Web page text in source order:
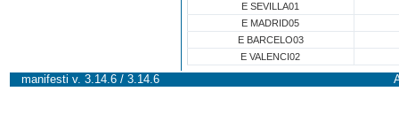
E SEVILLA01
E MADRID05
E BARCELO03
E VALENCI02
manifesti v. 3.14.6 / 3.14.6